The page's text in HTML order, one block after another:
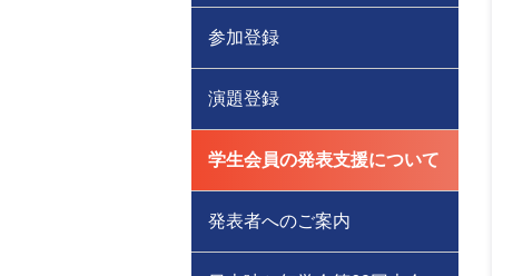
参加登録
演題登録
学生会員の発表支援について
発表者へのご案内